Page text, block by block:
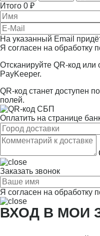
Итого 0 ₽
На указанный Email
Я согласен на обработку
Отсканируйте QR-код или
PayKeeper.
QR-код станет доступен
полей.
Оплатить на странице
Заказать звонок
Я согласен на обработку
ВХОД В МОИ